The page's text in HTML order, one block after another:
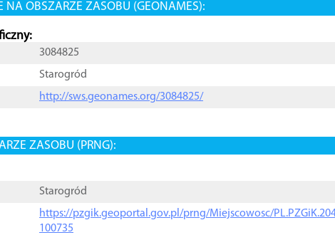
NA OBSZARZE ZASOBU (GEONAMES):
3084825
Starogród
http://sws.geonames.org/3084825/
ZASOBU (PRNG):
Starogród
https://pzgik.geoportal.gov.pl/prng/Miejscowosc/
100735